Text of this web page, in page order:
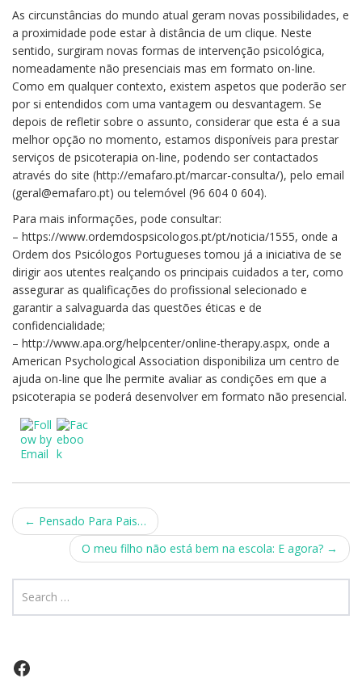
As circunstâncias do mundo atual geram novas possibilidades, e
a proximidade pode estar à distância de um clique. Neste
sentido, surgiram novas formas de intervenção psicológica,
nomeadamente não presenciais mas em formato on-line.
Como em qualquer contexto, existem aspetos que poderão ser
por si entendidos com uma vantagem ou desvantagem. Se
depois de refletir sobre o assunto, considerar que esta é a sua
melhor opção no momento, estamos disponíveis para prestar
serviços de psicoterapia on-line, podendo ser contactados
através do site (http://emafaro.pt/marcar-consulta/), pelo email
(geral@emafaro.pt) ou telemóvel (96 604 0 604).
Para mais informações, pode consultar:
– https://www.ordemdospsicologos.pt/pt/noticia/1555, onde a
Ordem dos Psicólogos Portugueses tomou já a iniciativa de se
dirigir aos utentes realçando os principais cuidados a ter, como
assegurar as qualificações do profissional selecionado e
garantir a salvaguarda das questões éticas e de
confidencialidade;
– http://www.apa.org/helpcenter/online-therapy.aspx, onde a
American Psychological Association disponibiliza um centro de
ajuda on-line que lhe permite avaliar as condições em que a
psicoterapia se poderá desenvolver em formato não presencial.
Post
navigation
← Pensado Para Pais…
O meu filho não está bem na escola: E agora? →
Facebook